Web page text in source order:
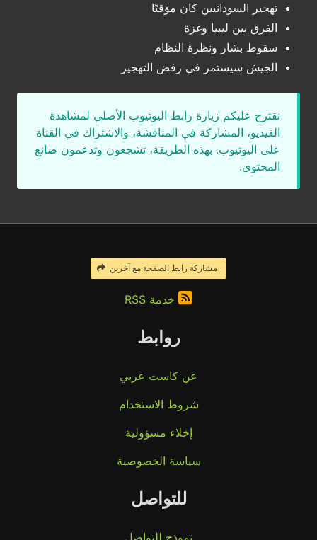
تهجير السودانيين كان مؤقتًا
الفرق بين ليبيا وغزة
سقوط بشار ونظرة النظام
الجيش سيستمر في رفض التهجير
نقترح عليكم زيارة رابط اليوتيوب الأصلي لمشاهدة
الفيديو، المشاركة في المناقشة، والاشتراك في القناة
على اليوتيوب. بهذه الطريقة، تشجعون وتدعمون صانع
المحتوى.
مشاركة رابط الصفحة مع آخرين
خدمة RSS
روابط
عن كاست عربي
شروط الاستخدام
إخلاء مسؤولية
سياسة الخصوصية
للتواصل
نموذج للتواصل